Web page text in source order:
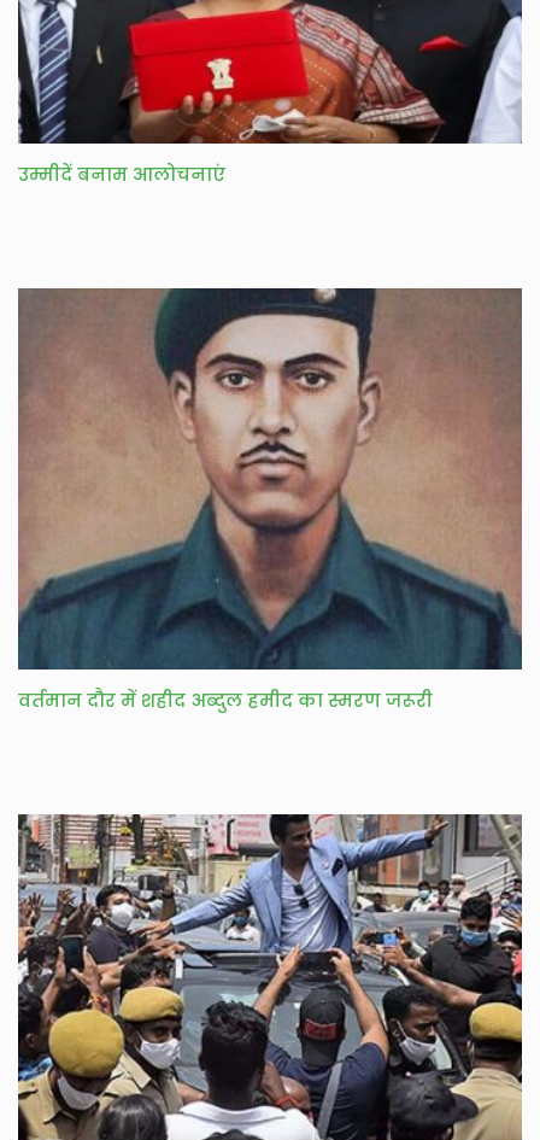
उम्मीदें बनाम आलोचनाएं
वर्तमान दौर में शहीद अब्दुल हमीद का स्मरण जरूरी